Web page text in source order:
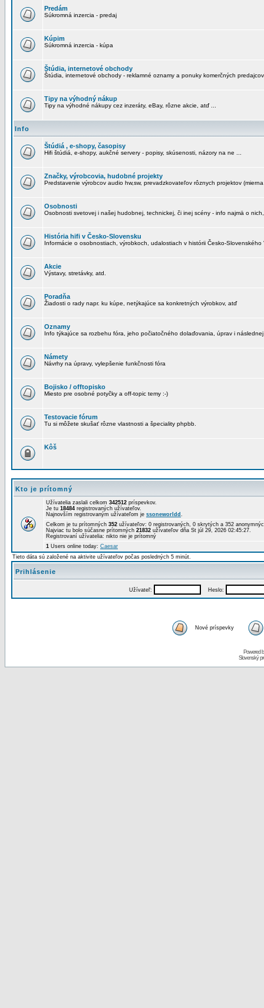
Predám
Súkromná inzercia - predaj
Kúpim
Súkromná inzercia - kúpa
Štúdia, internetové obchody
Štúdia, internetové obchody - reklamné oznamy a ponuky komerčných predajcov
Tipy na výhodný nákup
Tipy na výhodné nákupy cez inzeráty, eBay, rôzne akcie, atď ...
Info
Štúdiá , e-shopy, časopisy
Hifi štúdiá, e-shopy, aukčné servery - popisy, skúsenosti, názory na ne ...
Značky, výrobcovia, hudobné projekty
Predstavenie výrobcov audio hw,sw, prevadzkovateľov rôznych projektov
Osobnosti
Osobnosti svetovej i našej hudobnej, technickej, či inej scény - info najmä o
História hifi v Česko-Slovensku
Informácie o osobnostiach, výrobkoch, udalostiach v histórii Česko-Slovenského
Akcie
Výstavy, stretávky, atd.
Poradňa
Žiadosti o rady napr. ku kúpe, netýkajúce sa konkretných výrobkov, atď
Oznamy
Info týkajúce sa rozbehu fóra, jeho počiatočného dolaďovania, úprav i
Námety
Návrhy na úpravy, vylepšenie funkčnosti fóra
Bojisko / offtopisko
Miesto pre osobné potyčky a off-topic temy :-)
Testovacie fórum
Tu si môžete skušať rôzne vlastnosti a špeciality phpbb.
Kôš
Kto je prítomný
Užívatelia zaslali celkom 342512 príspevkov.
Je tu 18484 registrovaných užívateľov.
Najnovším registrovaným užívateľom je ssoneworldd .
Celkom je tu prítomných 352 užívateľov: 0 registrovaných, 0 skrytých a 352
Najviac tu bolo súčasne prítomných 21832 užívateľov dňa St júl 29, 2026 02:45:27.
Registrovaní užívatelia: nikto nie je prítomný
1 Users online today: Caesar
Tieto dáta sú založené na aktivite užívateľov počas posledných 5 minút.
Prihlásenie
Užívateľ: Heslo:
Nové príspevky
Powered
Slovenský